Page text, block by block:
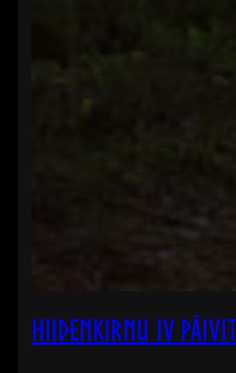
Hiidenkirnu IV